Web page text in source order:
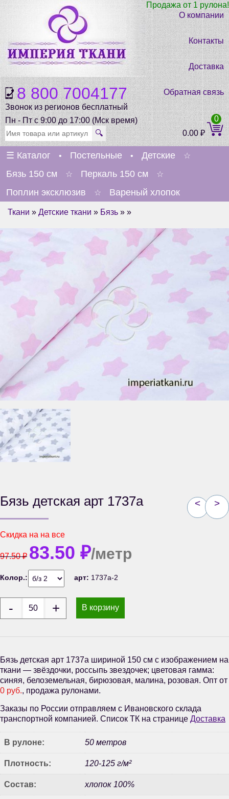
8 800 7004177
Звонок из регионов бесплатный
Пн - Пт с 9:00 до 17:00 (Мск время)
Продажа от 1 рулона!
О компании
Контакты
Доставка
Обратная связь
🔍 0.00₽
0
☰ Каталог • Постельные • Детские ☆
Бязь 150 см ☆ Перкаль 150 см ☆
Поплин эксклюзив ☆ Вареный хлопок
Ткани » Детские ткани » Бязь » »
< >
Бязь детская арт 1737а
Скидка на на все
97.50₽ 83.50 ₽/метр
Колор.: арт: 1737а-2
В корзину
Бязь детская арт 1737а шириной 150 см с изображением на
ткани — звёздочки, россыпь звездочек; цветовая гамма:
синяя, белоземельная, бирюзовая, малина, розовая. Опт от
0 руб., продажа рулонами.
Заказы по России отправляем с Ивановского склада
транспортной компанией. Список ТК на странице Доставка
В рулоне: 50 метров
Плотность: 120-125 г/м²
Состав: хлопок 100%